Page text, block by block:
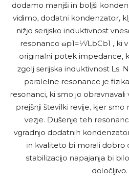
dodamo manjši in boljši
vidimo, dodatni kondenzator,
nižjo serijsko induktivnost
resonanco ωp1=1⁄√LbCb1 , ki
originalni potek impedance,
zgolj serijska induktivnost Ls.
paralelne resonance je
resonanci, ki smo jo
prejšnji številki revije, kjer
vezje. Dušenje teh
vgradnjo dodatnih
in kvaliteto bi morali dobro
stabilizacijo napajanja bi
določljivo.